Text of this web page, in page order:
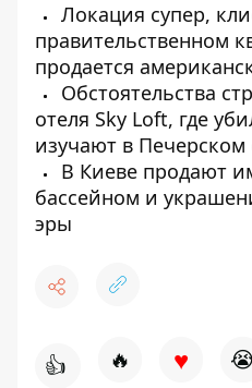
Локация супер,
правительственном
продается
Обстоятельства
отеля Sky Loft, где
изучают в Печерском
В Киеве продают
бассейном и
эры
👍 🔥 ♥